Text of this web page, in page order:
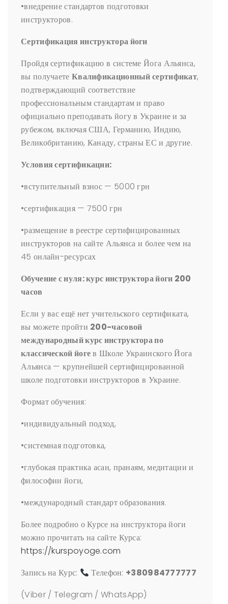
•внедрение стандартов подготовки
инструкторов.
Сертификация инструктора йоги
Пройдя сертификацию в системе Йога Альянса,
вы получаете Квалификационный сертификат,
подтверждающий соответствие
профессиональным стандартам и право
официально преподавать йогу в Украине и за
рубежом, включая США, Германию, Индию,
Великобританию, Канаду, страны ЕС и другие.
Условия сертификации:
•вступительный взнос — 5000 грн
•сертификация — 7500 грн
•размещение в реестре сертифицированных
инструкторов на сайте Альянса и более чем на
45 онлайн-ресурсах
Обучение с нуля: курс инструктора йоги 200
часов
Если у вас ещё нет учительского сертификата,
вы можете пройти 200-часовой
международный курс инструктора по
классической йогев Школе Украинского Йога
Альянса — крупнейшей сертифицированной
школе подготовки инструкторов в Украине.
Формат обучения:
•индивидуальный подход,
•системная подготовка,
•глубокая практика асан, пранаям, медитации и
философии йоги,
•международный стандарт образования.
Более подробно о Курсе на инструктора йоги
можно прочитать на сайте Курса:
https://kurspoyoge.com
Запись на Курс:
Телефон: +380984777777
(Viber / Telegram / WhatsApp)